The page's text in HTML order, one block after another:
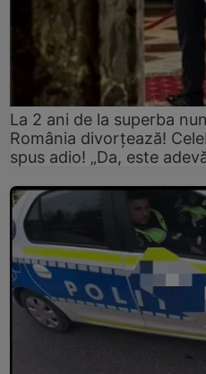
La 2 ani de la superba
România divorțează!
spus adio! „Da, este